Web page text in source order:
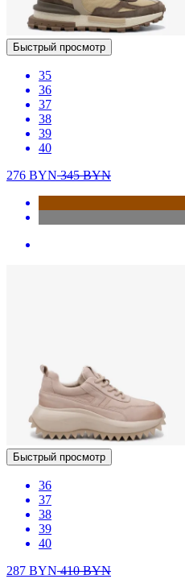
Быстрый просмотр
35
36
37
38
39
40
276 BYN345BYN
Быстрый просмотр
36
37
38
39
40
287 BYN410BYN